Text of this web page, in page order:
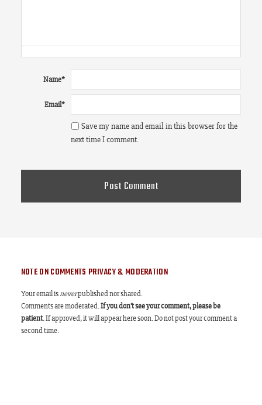
Name*
Email*
Save my name and email in this browser for the
next time I comment.
NOTE ON COMMENTS PRIVACY & MODERATION
Your email isneverpublished nor shared.
Comments are moderated.If you don't see your comment, please be
patient. If approved, it will appear here soon. Do not post your comment a
second time.